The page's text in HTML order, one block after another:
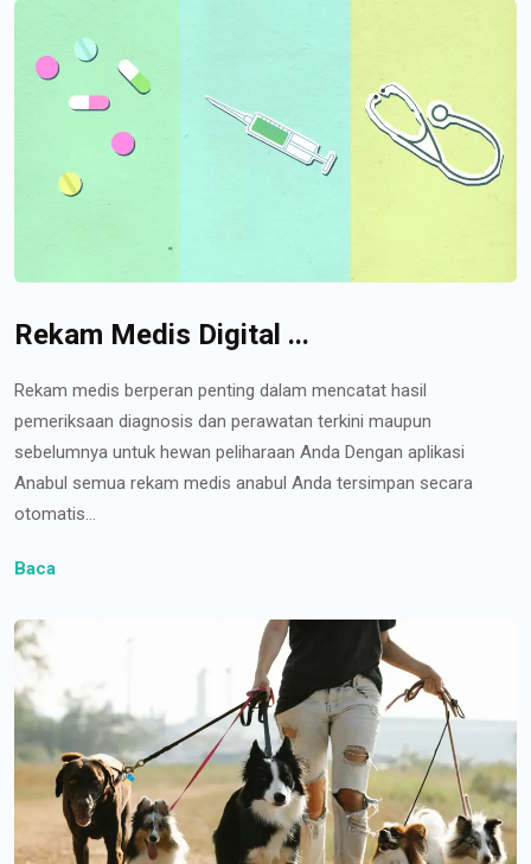
Rekam Medis Digital ...
Rekam medis berperan penting dalam mencatat hasil
pemeriksaan diagnosis dan perawatan terkini maupun
sebelumnya untuk hewan peliharaan Anda Dengan aplikasi
Anabul semua rekam medis anabul Anda tersimpan secara
otomatis...
Baca